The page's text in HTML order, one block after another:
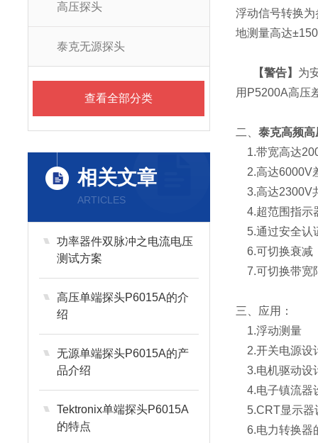
高压探头
泰克无源探头
查看全部分类
相关文章
ARTICLES
功率器件双脉冲之电流电压
测试方案
高压单端探头P6015A的介
绍
无源单端探头P6015A的产
品介绍
Tektronix单端探头P6015A
的特点
浮动信号转换
地测量高达
【警告】 为
用P5200A高压
二、泰克高频
1.带宽高达
2.高达6000V
3.高达2300V
4.超范围指示
5.通过安全认
6.可切换衰减
7.可切换带宽
三、应用：
1.浮动测量
2.开关电源设
3.电机驱动设
4.电子镇流器
5.CRT显示器
6.电力转换器